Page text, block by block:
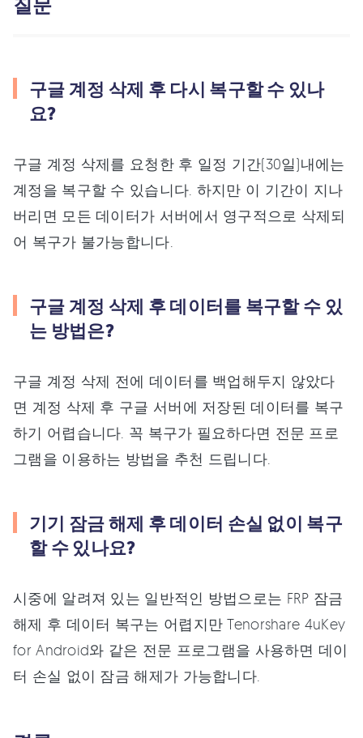
구글 계정 삭제 후 다시 복구할 수 있나
요?
구글 계정 삭제를 요청한 후 일정 기간(30일)내에는
계정을 복구할 수 있습니다. 하지만 이 기간이 지나
버리면 모든 데이터가 서버에서 영구적으로 삭제되
어 복구가 불가능합니다.
구글 계정 삭제 후 데이터를 복구할 수 있
는 방법은?
구글 계정 삭제 전에 데이터를 백업해두지 않았다
면 계정 삭제 후 구글 서버에 저장된 데이터를 복구
하기 어렵습니다. 꼭 복구가 필요하다면 전문 프로
그램을 이용하는 방법을 추천 드립니다.
기기 잠금 해제 후 데이터 손실 없이 복구
할 수 있나요?
시중에 알려져 있는 일반적인 방법으로는 FRP 잠금
해제 후 데이터 복구는 어렵지만 Tenorshare 4uKey
for Android와 같은 전문 프로그램을 사용하면 데이
터 손실 없이 잠금 해제가 가능합니다.